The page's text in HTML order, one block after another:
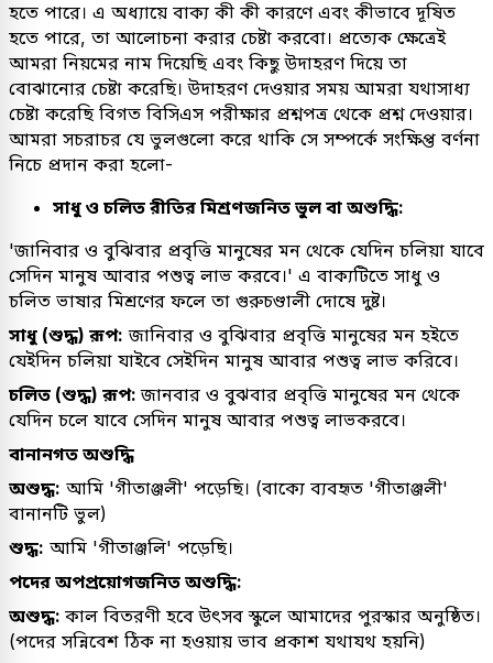
হতে পারে। এ অধ্যায়ে বাক্য কী কী কারণে এবং কীভাবে দূষিত
হতে পারে, তা আলোচনা করার চেষ্টা করবো। প্রত্যেক ক্ষেত্রেই
আমরা নিয়মের নাম দিয়েছি এবং কিছু উদাহরণ দিয়ে তা
বোঝানোর চেষ্টা করেছি। উদাহরণ দেওয়ার সময় আমরা যথাসাধ্য
চেষ্টা করেছি বিগত বিসিএস পরীক্ষার প্রশ্নপত্র থেকে প্রশ্ন দেওয়ার।
আমরা সচরাচর যে ভুলগুলো করে থাকি সে সম্পর্কে সংক্ষিপ্ত বর্ণনা
নিচে প্রদান করা হলো-
সাধু ও চলিত রীতির মিশ্রণজনিত ভুল বা অশুদ্ধি:
'জানিবার ও বুঝিবার প্রবৃত্তি মানুষের মন থেকে যেদিন চলিয়া যাবে
সেদিন মানুষ আবার পশুত্ব লাভ করবে।' এ বাক্যটিতে সাধু ও
চলিত ভাষার মিশ্রণের ফলে তা গুরুচণ্ডালী দোষে দুষ্ট।
সাধু (শুদ্ধ) রূপ: জানিবার ও বুঝিবার প্রবৃত্তি মানুষের মন হইতে
যেইদিন চলিয়া যাইবে সেইদিন মানুষ আবার পশুত্ব লাভ করিবে।
চলিত (শুদ্ধ) রূপ:জানবার ও বুঝবার প্রবৃত্তি মানুষের মন থেকে
যেদিন চলে যাবে সেদিন মানুষ আবার পশুত্ব লাভকরবে।
বানানগত অশুদ্ধি
অশুদ্ধ: আমি 'গীতাঞ্জলী' পড়েছি। (বাক্যে ব্যবহৃত 'গীতাঞ্জলী'
বানানটি ভুল)
শুদ্ধ: আমি 'গীতাঞ্জলি' পড়েছি।
পদের অপপ্রয়োগজনিত অশুদ্ধি:
অশুদ্ধ: কাল বিতরণী হবে উৎসব স্কুলে আমাদের পুরস্কার অনুষ্ঠিত।
(পদের সন্নিবেশ ঠিক না হওয়ায় ভাব প্রকাশ যথাযথ হয়নি)